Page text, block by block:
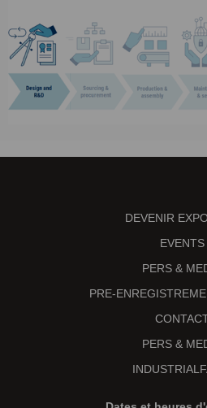
DEVENIR
EVENTS
PERS &
PRE-
PERS &